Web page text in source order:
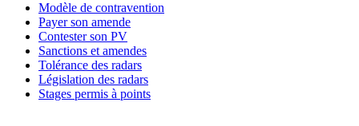
Modèle de contravention
Payer son amende
Contester son PV
Sanctions et amendes
Tolérance des radars
Législation des radars
Stages permis à points